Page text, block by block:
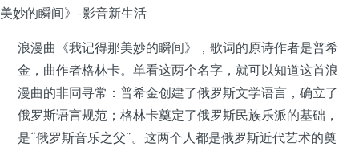
浪漫曲《我记得那美妙的瞬间》，歌词的原诗作者是普希
金，曲作者格林卡。单看这两个名字，就可以知道这首浪
漫曲的非同寻常：普希金创建了俄罗斯文学语言，确立了
俄罗斯语言规范；格林卡奠定了俄罗斯民族乐派的基础，
是“俄罗斯音乐之父”。这两个人都是俄罗斯近代艺术的奠